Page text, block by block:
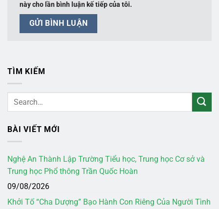
này cho lần bình luận kế tiếp của tôi.
TÌM KIẾM
BÀI VIẾT MỚI
Nghệ An Thành Lập Trường Tiểu học, Trung học Cơ sở và
Trung học Phổ thông Trần Quốc Hoàn
09/08/2026
Khởi Tố “Cha Dượng” Bạo Hành Con Riêng Của Người Tình